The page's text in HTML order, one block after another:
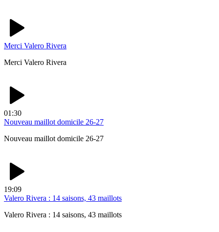
Merci Valero Rivera
Merci Valero Rivera
01:30
Nouveau maillot domicile 26-27
Nouveau maillot domicile 26-27
19:09
Valero Rivera : 14 saisons, 43 maillots
Valero Rivera : 14 saisons, 43 maillots